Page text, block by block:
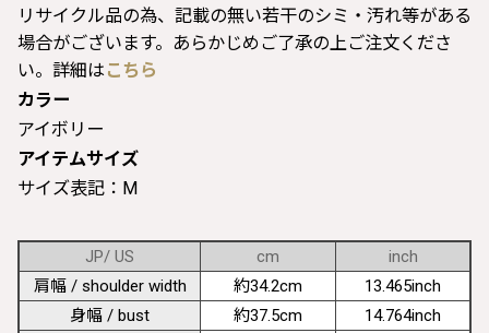
リサイクル品の為、記載の無い若干のシミ・汚れ等がある
場合がございます。あらかじめご了承の上ご注文くださ
い。詳細は こちら
カラー
アイボリー
アイテムサイズ
サイズ表記：M
JP/ US cm
inch
肩幅 / shoulder width
約34.2cm
13.465inch
身幅 / bust
約37.5cm
14.764inch